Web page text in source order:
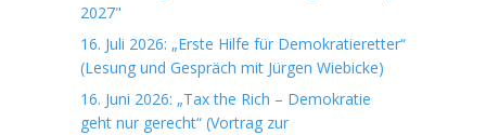
2027"
16. Juli 2026: „Erste Hilfe für Demokratieretter“
(Lesung und Gespräch mit Jürgen Wiebicke)
16. Juni 2026: „Tax the Rich – Demokratie
geht nur gerecht“ (Vortrag zur